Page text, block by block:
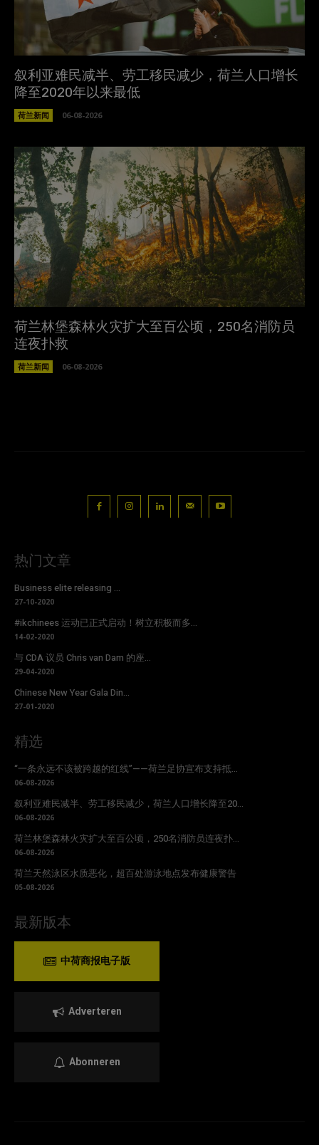
叙利亚难民减半、劳工移民减少，荷兰人口增长
降至2020年以来最低
荷兰新闻 06-08-2026
荷兰林堡森林火灾扩大至百公顷，250名消防员
连夜扑救
荷兰新闻 06-08-2026
热门文章
Business elite releasing ...
27-10-2020
#ikchinees 运动已正式启动！树立积极而多...
14-02-2020
与 CDA 议员 Chris van Dam 的座...
29-04-2020
Chinese New Year Gala Din...
27-01-2020
精选
“一条永远不该被跨越的红线”——荷兰足协宣布支持抵...
06-08-2026
叙利亚难民减半、劳工移民减少，荷兰人口增长降至20...
06-08-2026
荷兰林堡森林火灾扩大至百公顷，250名消防员连夜扑...
06-08-2026
荷兰天然泳区水质恶化，超百处游泳地点发布健康警告
05-08-2026
最新版本
中荷商报电子版
Adverteren
Abonneren